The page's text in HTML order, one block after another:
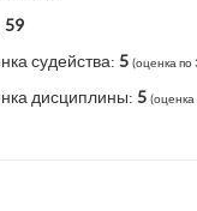
59
судейства:5 (оценка по
дисциплины:5 (оценка